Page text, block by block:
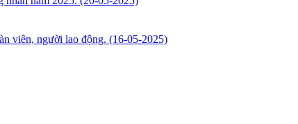
viên, người lao động. (16-05-2025)